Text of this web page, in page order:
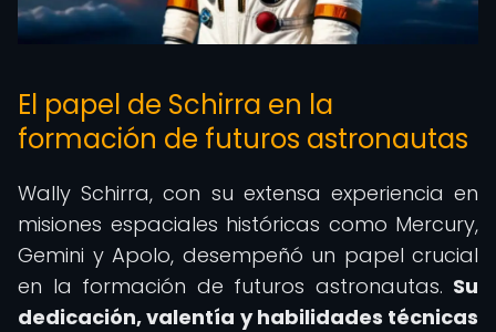
El papel de Schirra en la
formación de futuros astronautas
Wally Schirra, con su extensa experiencia en
misiones espaciales históricas como Mercury,
Gemini y Apolo, desempeñó un papel crucial
en la formación de futuros astronautas. Su
dedicación, valentía y habilidades técnicas